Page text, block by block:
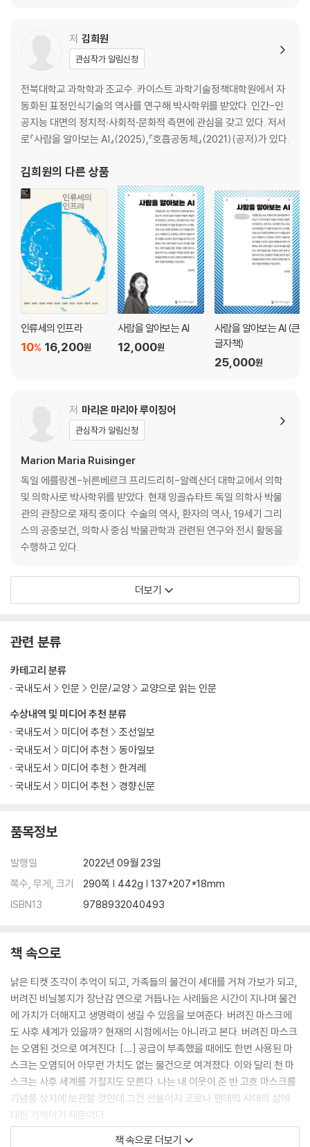
에필로그: 포스트 코로나 시대의 마스크 · 홍성욱
필자 및 옮긴이 소개
출전
저 김희원
관심작가 알림신청
전북대학교 과학학과 조교수. 카이스트 과학기술정책대학원에서 자
동화된 표정인식기술의 역사를 연구해 박사학위를 받았다. 인간-인
공지능 대면의 정치적·사회적·문화적 측면에 관심을 갖고 있다. 저서
로『사람을 알아보는 AI』(2025),『호흡공동체』(2021)(공저)가 있다.
김희원의 다른 상품
인류세의 인프라
16,200원
10%
사람을 알아보는 AI
12,000원
사람을 알아보는 AI (큰
글자책)
25,000원
저 마리온 마리아 루이징어
관심작가 알림신청
Marion Maria Ruisinger
독일 에를랑겐-뉘른베르크 프리드리히-알렉산더 대학교에서 의학
및 의학사로 박사학위를 받았다. 현재 잉골슈타트 독일 의학사 박물
관의 관장으로 재직 중이다. 수술의 역사, 환자의 역사, 19세기 그리
스의 공중보건, 의학사 중심 박물관학과 관련된 연구와 전시 활동을
수행하고 있다.
더보기
관련 분류
수상내역 및 미디어 추천 분류
국내도서
미디어 추천
조선일보
국내도서
미디어 추천
동아일보
국내도서
미디어 추천
한겨레
국내도서
미디어 추천 경향신문
카테고리 분류
국내도서
인문 인문/교양 교양으로 읽는 인문
품목정보
발행일
2022년 09월 23일
쪽수, 무게, 크기
290쪽 | 442g | 137*207*18mm
ISBN13
9788932040493
책 속으로
낡은 티켓 조각이 추억이 되고, 가족들의 물건이 세대를 거쳐 가보가 되고,
버려진 비닐봉지가 장난감 연으로 거듭나는 사례들은 시간이 지나며 물건
에 가치가 더해지고 생명력이 생길 수 있음을 보여준다. 버려진 마스크에
도 사후 세계가 있을까? 현재의 시점에서는 아니라고 본다. 버려진 마스크
는 오염된 것으로 여겨진다. […] 공급이 부족했을 때에도 한번 사용된 마
스크는 오염되어 아무런 가치도 없는 물건으로 여겨졌다. 이와 달리 천 마
스크는 사후 세계를 가질지도 모른다. 나는 내 이웃이 준 반 고흐 마스크를
기념품 상자에 보관할 것인데 그건 선물이자 코로나 팬데믹 시대의 삶에
대한 기억이기 때문이다.
---「1장 코로나 시대의 마스크와 물질성」중에서
책 속으로 더보기